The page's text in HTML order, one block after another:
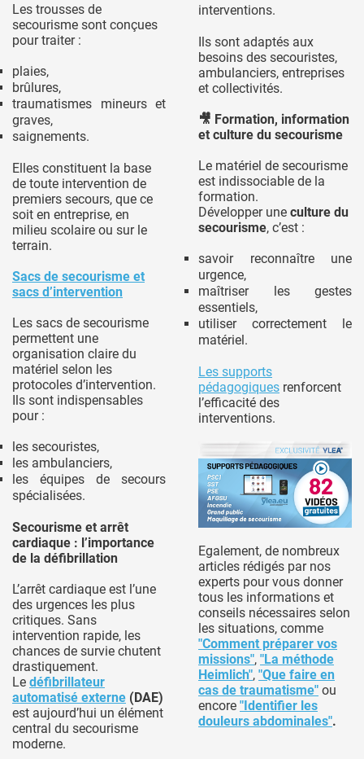
Les trousses de
secourisme sont conçues
pour traiter :
plaies,
brûlures,
traumatismes mineurs et
graves,
saignements.
Elles constituent la base
de toute intervention de
premiers secours, que ce
soit en entreprise, en
milieu scolaire ou sur le
terrain.
Sacs de secourisme et
sacs d’intervention
Les sacs de secourisme
permettent une
organisation claire du
matériel selon les
protocoles d’intervention.
Ils sont indispensables
pour :
les secouristes,
les ambulanciers,
les équipes de secours
spécialisées.
Secourisme et arrêt
cardiaque : l’importance
de la défibrillation
L’arrêt cardiaque est l’une
des urgences les plus
critiques. Sans
intervention rapide, les
chances de survie chutent
drastiquement.
Le défibrillateur
automatisé externe (DAE)
est aujourd’hui un élément
central du secourisme
moderne.
interventions.
Ils sont adaptés aux
besoins des secouristes,
ambulanciers, entreprises
et collectivités.
🎥 Formation, information
et culture du secourisme
Le matériel de secourisme
est indissociable de la
formation.
Développer une culture du
secourisme, c’est :
savoir reconnaître une
urgence,
maîtriser les gestes
essentiels,
utiliser correctement le
matériel.
Les supports
pédagogiques renforcent
l’efficacité des
interventions.
Egalement, de nombreux
articles rédigés par nos
experts pour vous donner
tous les informations et
conseils nécessaires selon
les situations, comme
"Comment préparer vos
missions", "La méthode
Heimlich", "Que faire en
cas de traumatisme" ou
encore "Identifier les
douleurs abdominales".